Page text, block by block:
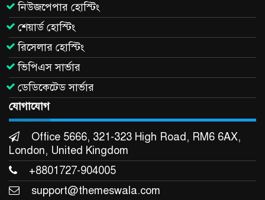
নিউজপেপার হোস্টিং
শেয়ার্ড হোস্টিং
রিসেলার হোস্টিং
ভিপিএস সার্ভার
ডেডিকেটেড সার্ভার
যোগাযোগ
Office 5666, 321-323 High Road, RM6 6AX,
London, United Kingdom
+8801727-904005
support@themeswala.com